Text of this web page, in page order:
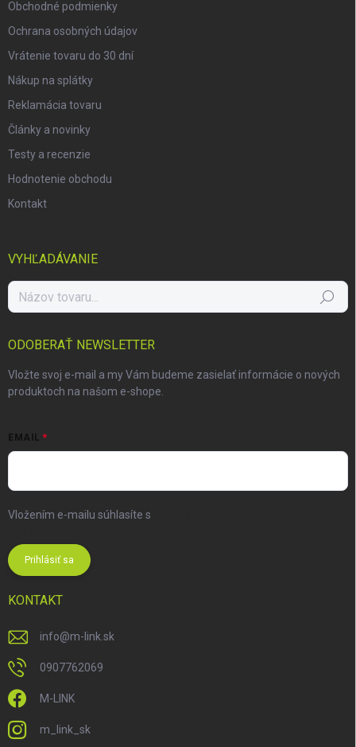
Obchodné podmienky
Ochrana osobných údajov
Vrátenie tovaru do 30 dní
Nákup na splátky
Reklamácia tovaru
Články a novinky
Testy a recenzie
Hodnotenie obchodu
Kontakt
VYHĽADÁVANIE
Hľadať
ODOBERAŤ NEWSLETTER
Vložte svoj e-mail a my Vám budeme zasielať informácie o nových
produktoch na našom e-shope.
EMAIL
Vložením e-mailu súhlasíte s
Prihlásiť sa
KONTAKT
info@m-link.sk
0907762069
M-LINK
m_link_sk